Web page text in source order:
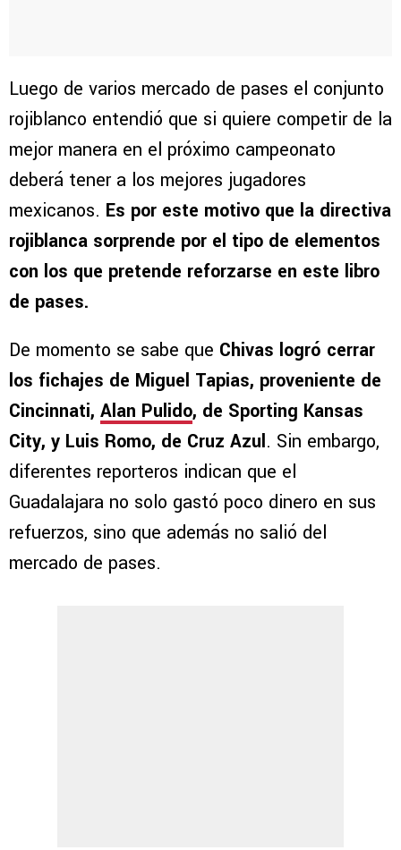
Luego de varios mercado de pases el conjunto
rojiblanco entendió que si quiere competir de la
mejor manera en el próximo campeonato
deberá tener a los mejores jugadores
mexicanos. Es por este motivo que la directiva
rojiblanca sorprende por el tipo de elementos
con los que pretende reforzarse en este libro
de pases.
De momento se sabe que Chivas logró cerrar
los fichajes de Miguel Tapias, proveniente de
Cincinnati, Alan Pulido, de Sporting Kansas
City, y Luis Romo, de Cruz Azul. Sin embargo,
diferentes reporteros indican que el
Guadalajara no solo gastó poco dinero en sus
refuerzos, sino que además no salió del
mercado de pases.